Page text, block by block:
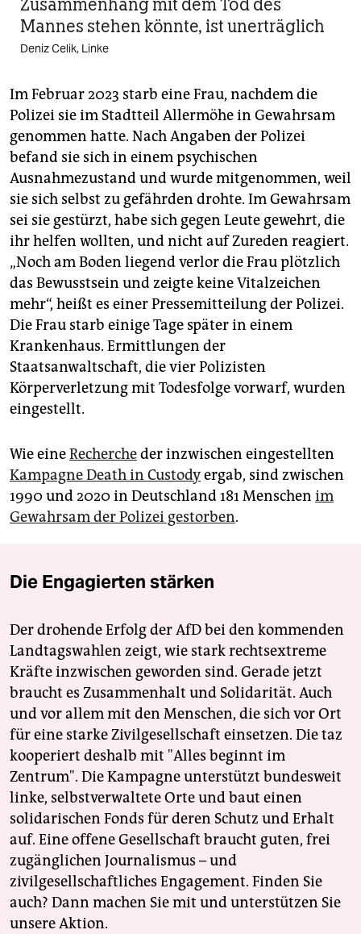
Zusammenhang mit dem Tod des
Mannes stehen könnte, ist unerträglich
Deniz Celik, Linke
Im Februar 2023 starb eine Frau, nachdem die
Polizei sie im Stadtteil Allermöhe in Gewahrsam
genommen hatte. Nach Angaben der Polizei
befand sie sich in einem psychischen
Ausnahmezustand und wurde mitgenommen, weil
sie sich selbst zu gefährden drohte. Im Gewahrsam
sei sie gestürzt, habe sich gegen Leute gewehrt, die
ihr helfen wollten, und nicht auf Zureden reagiert.
„Noch am Boden liegend verlor die Frau plötzlich
das Bewusstsein und zeigte keine Vitalzeichen
mehr“, heißt es einer Pressemitteilung der Polizei.
Die Frau starb einige Tage später in einem
Krankenhaus. Ermittlungen der
Staatsanwaltschaft, die vier Polizisten
Körperverletzung mit Todesfolge vorwarf, wurden
eingestellt.
Wie eineRechercheder inzwischen eingestellten
Kampagne Death in Custodyergab, sind zwischen
1990 und 2020 in Deutschland 181 Menschen im
Gewahrsam der Polizei gestorben.
Die Engagierten stärken
Der drohende Erfolg der AfD bei den kommenden
Landtagswahlen zeigt, wie stark rechtsextreme
Kräfte inzwischen geworden sind. Gerade jetzt
braucht es Zusammenhalt und Solidarität. Auch
und vor allem mit den Menschen, die sich vor Ort
für eine starke Zivilgesellschaft einsetzen. Die taz
kooperiert deshalb mit "Alles beginnt im
Zentrum". Die Kampagne unterstützt bundesweit
linke, selbstverwaltete Orte und baut einen
solidarischen Fonds für deren Schutz und Erhalt
auf. Eine offene Gesellschaft braucht guten, frei
zugänglichen Journalismus – und
zivilgesellschaftliches Engagement. Finden Sie
auch? Dann machen Sie mit und unterstützen Sie
unsere Aktion.